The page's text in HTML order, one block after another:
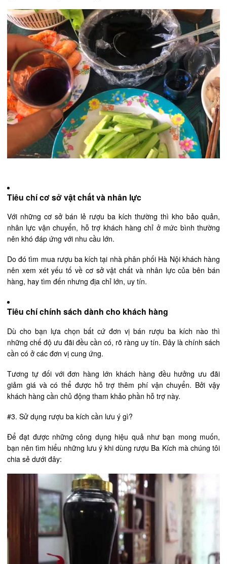
Tiêu chí cơ sở vật chất và nhân lực
Với những cơ sở bán lẻ rượu ba kích thường thì kho bảo quản,
nhân lực vận chuyển, hỗ trợ khách hàng chỉ ở mức bình thường
nên khó đáp ứng với nhu cầu lớn.
Do đó tìm mua rượu ba kích tại nhà phân phối Hà Nội khách hàng
nên xem xét yếu tố về cơ sở vật chất và nhân lực của bên bán
hàng, hay tìm đến nhưng địa chỉ lớn, uy tín.
Tiêu chí chính sách dành cho khách hàng
Dù cho bạn lựa chọn bất cứ đơn vị bán rượu ba kích nào thì
những chế độ ưu đãi đều cần có, rõ ràng uy tín. Đây là chính sách
cần có ở các đơn vị cung ứng.
Tương tự đối với đơn hàng lớn khách hàng đều hưởng ưu đãi
giảm giá và có thể được hỗ trợ thêm phí vận chuyển. Bởi vậy
khách hàng cần chủ động tham khảo phần hỗ trợ này.
#3. Sử dụng rượu ba kích cần lưu ý gì?
Để đạt được những công dụng hiệu quả như bạn mong muốn,
bạn nên tìm hiểu những lưu ý khi dùng rượu Ba Kích mà chúng tôi
chia sẻ dưới đây: